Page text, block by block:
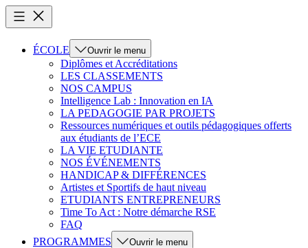
ÉCOLE Ouvrir le menu
Diplômes et Accréditations
LES CLASSEMENTS
NOS CAMPUS
Intelligence Lab : Innovation en IA
LA PEDAGOGIE PAR PROJETS
Ressources numériques et outils pédagogiques offerts
aux étudiants de l’ECE
LA VIE ETUDIANTE
NOS ÉVÉNEMENTS
HANDICAP & DIFFÉRENCES
Artistes et Sportifs de haut niveau
ETUDIANTS ENTREPRENEURS
Time To Act : Notre démarche RSE
FAQ
PROGRAMMES
Ouvrir le menu